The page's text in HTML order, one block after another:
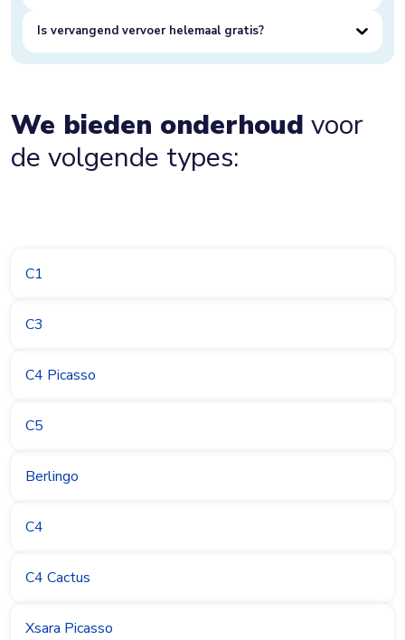
Is vervangend vervoer helemaal gratis?
We bieden onderhoud voor
de volgende types:
C1
C3
C4 Picasso
C5
Berlingo
C4
C4 Cactus
Xsara Picasso